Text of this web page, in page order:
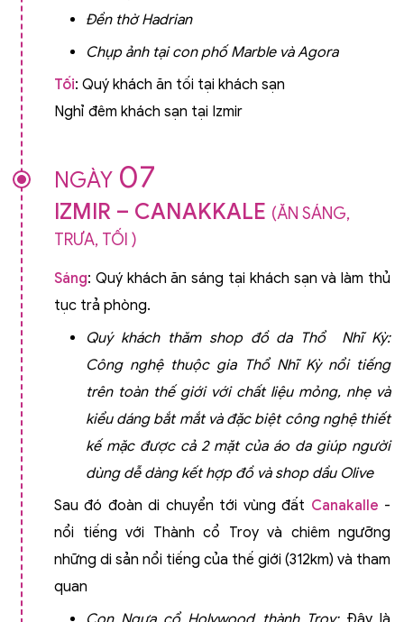
Đền thờ Hadrian
Chụp ảnh tại con phố Marble và Agora
Tối: Quý khách ăn tối tại khách sạn
Nghỉ đêm khách sạn tại Izmir
NGÀY 07
IZMIR – CANAKKALE (ĂN SÁNG,
TRƯA, TỐI )
Sáng: Quý khách ăn sáng tại khách sạn và làm thủ
tục trả phòng.
Quý khách thăm shop đồ da Thổ Nhĩ Kỳ:
Công nghệ thuộc gia Thổ Nhĩ Kỳ nổi tiếng
trên toàn thế giới với chất liệu mỏng, nhẹ và
kiểu dáng bắt mắt và đặc biệt công nghệ thiết
kế mặc được cả 2 mặt của áo da giúp người
dùng dễ dàng kết hợp đồ và shop dầu Olive
Sau đó đoàn di chuyển tới vùng đất Canakalle -
nổi tiếng với Thành cổ Troy và chiêm ngưỡng
những di sản nổi tiếng của thế giới (312km) và tham
quan